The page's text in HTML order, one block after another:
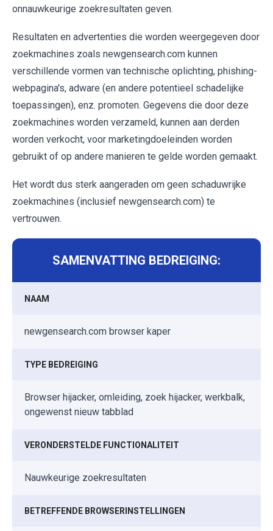
onnauwkeurige zoekresultaten geven.
Resultaten en advertenties die worden weergegeven door
zoekmachines zoals newgensearch.com kunnen
verschillende vormen van technische oplichting, phishing-
webpagina's, adware (en andere potentieel schadelijke
toepassingen), enz. promoten. Gegevens die door deze
zoekmachines worden verzameld, kunnen aan derden
worden verkocht, voor marketingdoeleinden worden
gebruikt of op andere manieren te gelde worden gemaakt.
Het wordt dus sterk aangeraden om geen schaduwrijke
zoekmachines (inclusief newgensearch.com) te
vertrouwen.
SAMENVATTING BEDREIGING:
NAAM
newgensearch.com browser kaper
TYPE BEDREIGING
Browser hijacker, omleiding, zoek hijacker, werkbalk,
ongewenst nieuw tabblad
VERONDERSTELDE FUNCTIONALITEIT
Nauwkeurige zoekresultaten
BETREFFENDE BROWSERINSTELLINGEN